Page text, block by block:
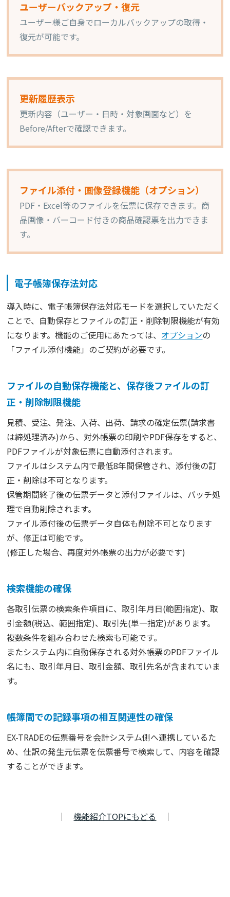
ユーザーバックアップ・復元
ユーザー様ご自身でローカルバックアップの取得・
復元が可能です。
更新履歴表示
更新内容（ユーザー・日時・対象画面など）を
Before/Afterで確認できます。
ファイル添付・画像登録機能（オプション）
PDF・Excel等のファイルを伝票に保存できます。商
品画像・バーコード付きの商品確認票を出力できま
す。
電子帳簿保存法対応
導入時に、電子帳簿保存法対応モードを選択していただく
ことで、自動保存とファイルの訂正・削除制限機能が有効
になります。機能のご使用にあたっては、 オプションの
「ファイル添付機能」のご契約が必要です。
ファイルの自動保存機能と、保存後ファイルの訂
正・削除制限機能
見積、受注、発注、入荷、出荷、請求の確定伝票(請求書
は締処理済み)から、対外帳票の印刷やPDF保存をすると、
PDFファイルが対象伝票に自動添付されます。
ファイルはシステム内で最低8年間保管され、添付後の訂
正・削除は不可となります。
保管期間終了後の伝票データと添付ファイルは、バッチ処
理で自動削除されます。
ファイル添付後の伝票データ自体も削除不可となります
が、修正は可能です。
(修正した場合、再度対外帳票の出力が必要です)
検索機能の確保
各取引伝票の検索条件項目に、取引年月日(範囲指定)、取
引金額(税込、範囲指定)、取引先(単一指定)があります。
複数条件を組み合わせた検索も可能です。
またシステム内に自動保存される対外帳票のPDFファイル
名にも、取引年月日、取引金額、取引先名が含まれていま
す。
帳簿間での記録事項の相互関連性の確保
EX-TRADEの伝票番号を会計システム側へ連携しているた
め、仕訳の発生元伝票を伝票番号で検索して、内容を確認
することができます。
｜ 機能紹介TOPにもどる ｜